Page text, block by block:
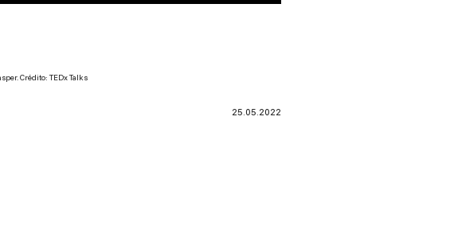
Crédito: TEDx Talks
25.05.2022